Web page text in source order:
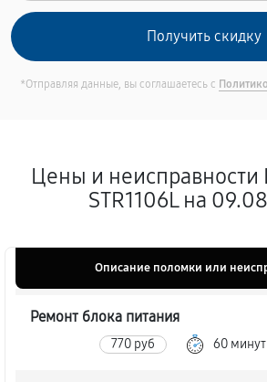
*Отправляя данные, вы соглашаетесь с
Цены и
STR1106L на
Описание поломки или
Ремонт блока питания
770 руб 60 минут